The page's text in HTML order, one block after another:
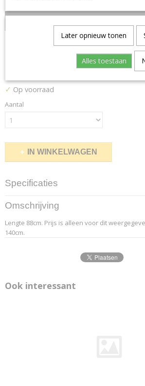
Balder 1640
✓ Op voorraad
Aantal
IN WINKELWAGEN
Specificaties
Productcode leverancier
3.2
Afmetingen (l,b,h)
88 x 140 x 0 cm
Omschrijving
Lengte 88cm. Prijs is alleen voor dit
140cm.
Ook interessant
Later opnieuw tonen
Alles toestaan